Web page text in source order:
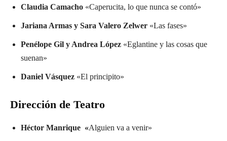
Claudia Camacho «Caperucita, lo que nunca se contó»
Jariana Armas y Sara Valero Zelwer «Las fases»
Penélope Gil y Andrea López «Eglantine y las cosas que
suenan»
Daniel Vásquez «El principito»
Dirección de Teatro
Héctor Manrique «Alguien va a venir»